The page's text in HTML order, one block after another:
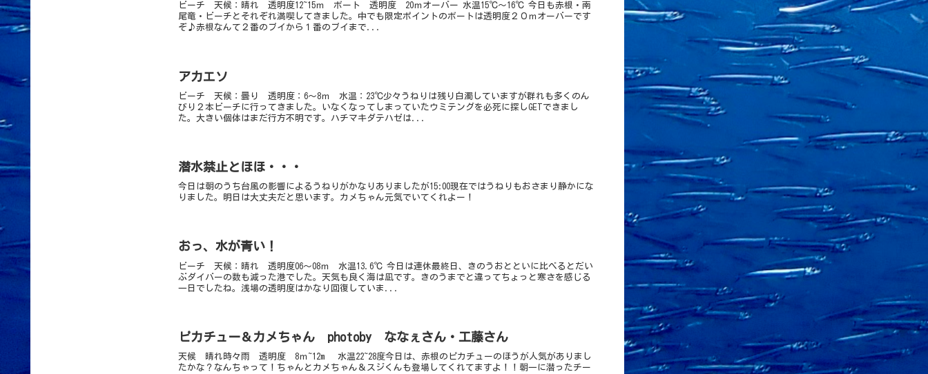
ビーチ 天候：晴れ 透明度12~15ｍ ボート 透明度 20ｍオーバー 水温15℃～16℃ 今日も赤根・南
尾竜・ビーチとそれぞれ満喫してきました。中でも限定ポイントのボートは透明度２０ｍオーバーです
ぞ♪赤根なんて２番のブイから１番のブイまで...
アカエソ
ビーチ 天候：曇り 透明度：6～8ｍ 水温：23℃少々うねりは残り白濁していますが群れも多くのん
びり２本ビーチに行ってきました。いなくなってしまっていたウミテングを必死に探しGETできまし
た。大きい個体はまだ行方不明です。ハチマキダテハゼは...
潜水禁止とほほ・・・
今日は朝のうち台風の影響によるうねりがかなりありましたが15:00現在ではうねりもおさまり静かにな
りました。明日は大丈夫だと思います。カメちゃん元気でいてくれよー！
おっ、水が青い！
ビーチ 天候：晴れ 透明度06～08ｍ 水温13.6℃ 今日は連休最終日、きのうおとといに比べるとだい
ぶダイバーの数も減った港でした。天気も良く海は凪です。きのうまでと違ってちょっと寒さを感じる
一日でしたね。浅場の透明度はかなり回復していま...
ピカチュー＆カメちゃん photoby ななぇさん・工藤さん
天候 晴れ時々雨 透明度 8ｍ~12m 水温22~28度今日は、赤根のピカチューのほうが人気がありまし
たかな？なんちゃって！ちゃんとカメちゃん＆スジくんも登場してくれてますよ！！朝一に潜ったチー